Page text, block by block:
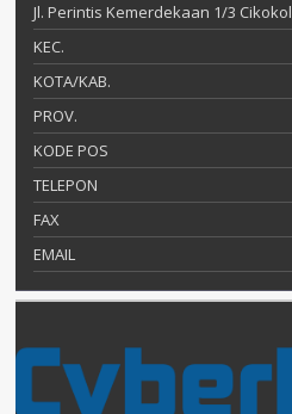
Jl. Perintis Kemerdekaan 1/3 Cikokol
KEC.
KOTA/KAB.
PROV.
KODE POS
TELEPON
FAX
EMAIL